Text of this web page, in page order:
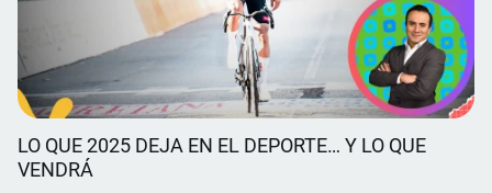
LO QUE 2025 DEJA EN EL DEPORTE… Y LO QUE
VENDRÁ